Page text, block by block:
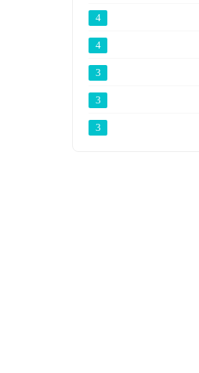
4
4
3
3
3